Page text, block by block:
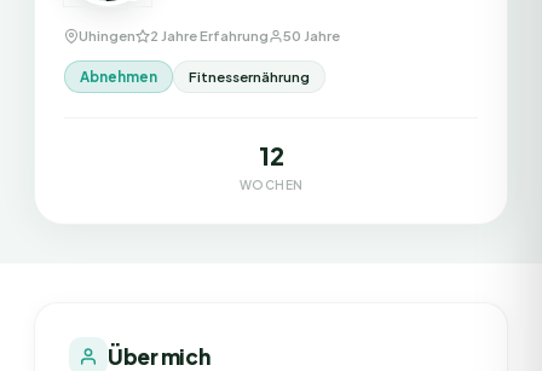
Uhingen 2 Jahre Erfahrung 50 Jahre
Abnehmen Fitnessernährung
12
WOCHEN
Über mich